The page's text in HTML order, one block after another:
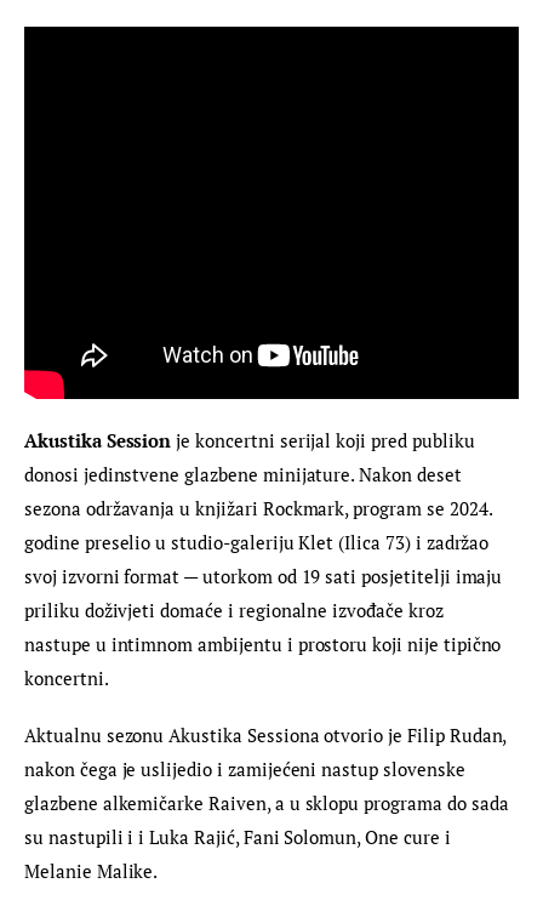
Akustika Session je koncertni serijal koji pred publiku
donosi jedinstvene glazbene minijature. Nakon deset
sezona održavanja u knjižari Rockmark, program se 2024.
godine preselio u studio-galeriju Klet (Ilica 73) i zadržao
svoj izvorni format — utorkom od 19 sati posjetitelji imaju
priliku doživjeti domaće i regionalne izvođače kroz
nastupe u intimnom ambijentu i prostoru koji nije tipično
koncertni.
Aktualnu sezonu Akustika Sessiona otvorio je Filip Rudan,
nakon čega je uslijedio i zamijećeni nastup slovenske
glazbene alkemičarke Raiven, a u sklopu programa do sada
su nastupili i i Luka Rajić, Fani Solomun, One cure i
Melanie Malike.